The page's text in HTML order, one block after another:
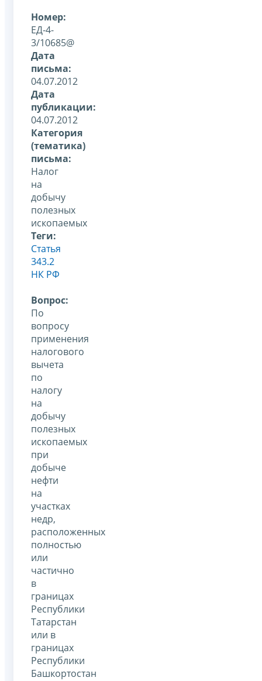
Номер:
ЕД-4-
3/10685@
Дата
письма:
04.07.2012
Дата
публикации:
04.07.2012
Категория
(тематика)
письма:
Налог
на
добычу
полезных
ископаемых
Теги:
Статья
343.2
НК РФ
Вопрос:
По
вопросу
применения
налогового
вычета
по
налогу
на
добычу
полезных
ископаемых
при
добыче
нефти
на
участках
недр,
расположенных
полностью
или
частично
в
границах
Республики
Татарстан
или в
границах
Республики
Башкортостан